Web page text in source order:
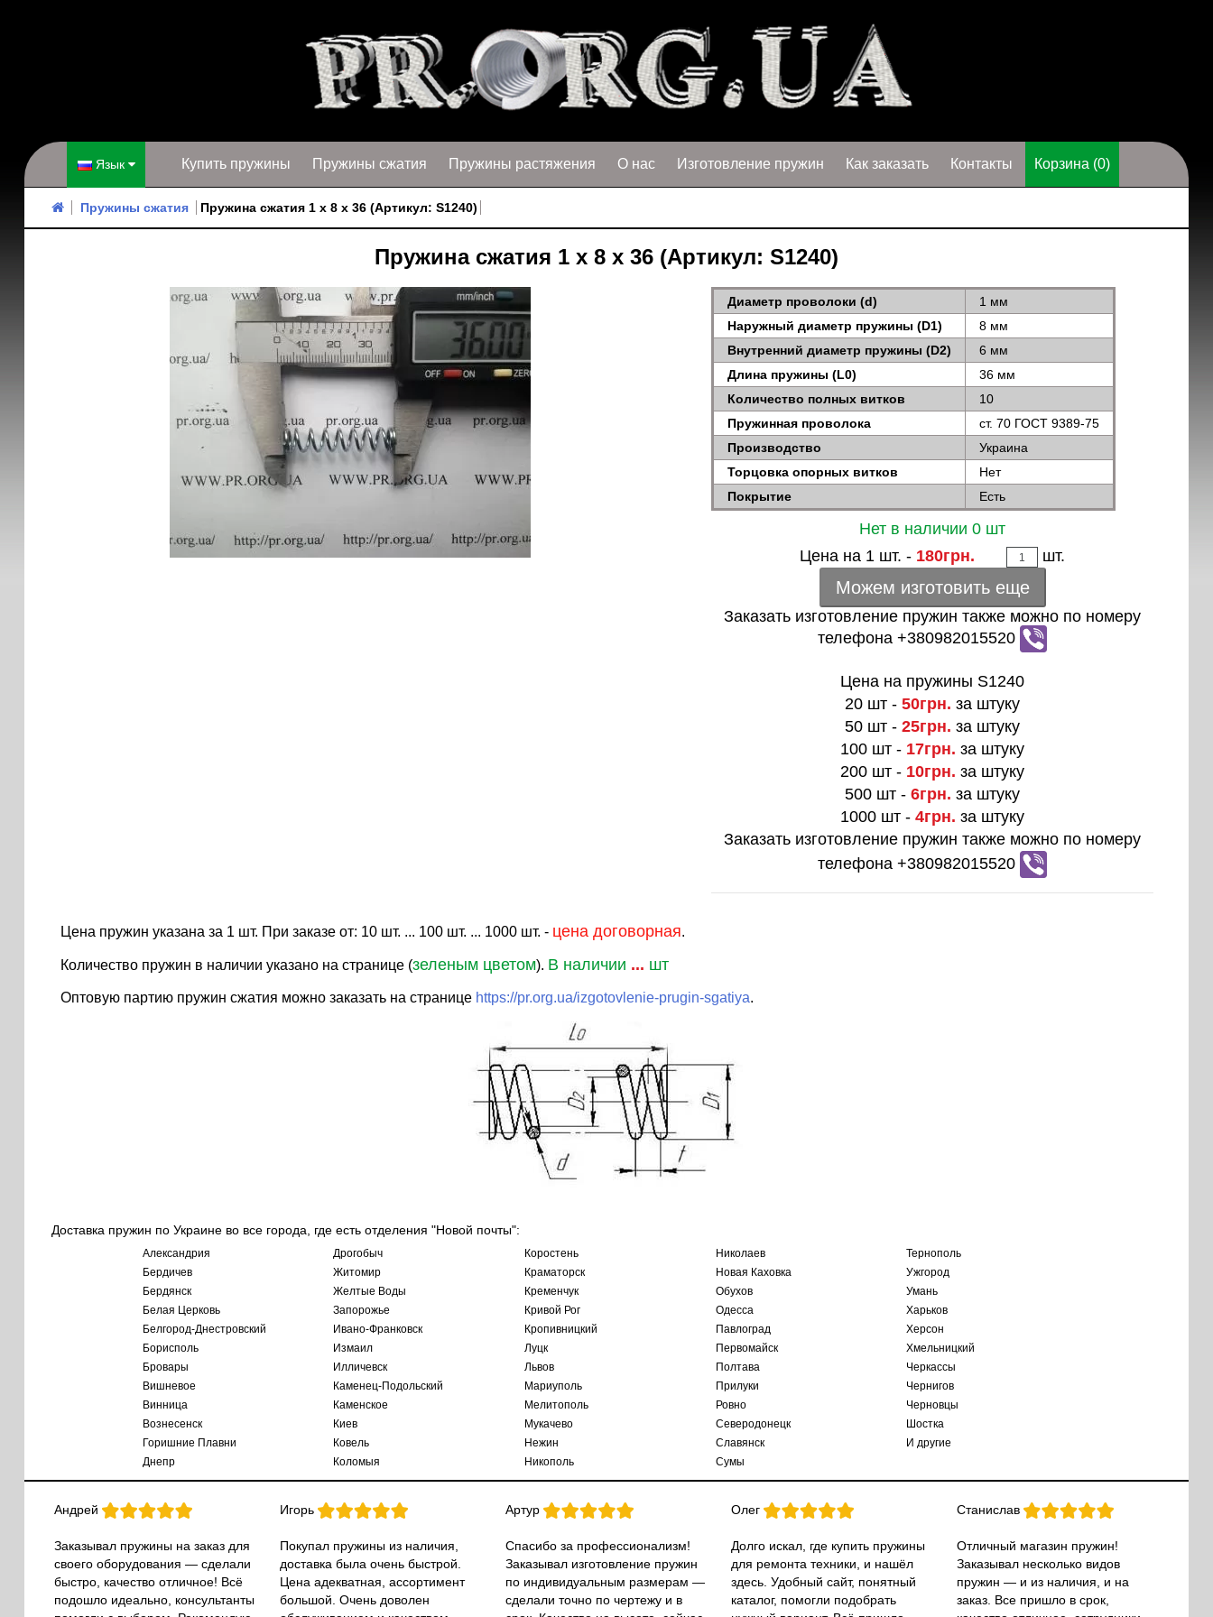
Купить пружины Пружины сжатия Пружины растяжения О нас Изготовление пружин Как заказать Контакты Корзина (0)
Язык
Пружины сжатия Пружина сжатия 1 х 8 х 36 (Артикул: S1240)
Пружина сжатия 1 х 8 х 36 (Артикул: S1240)
Диаметр проволоки (d)
1 мм
Наружный диаметр пружины (D1)
8 мм
Внутренний диаметр пружины (D2)
6 мм
Длина пружины (L0)
36 мм
Количество полных витков
10
Пружинная проволока
ст. 70 ГОСТ 9389-75
Производство
Украина
Торцовка опорных витков
Нет
Покрытие
Есть
Нет в наличии 0 шт
Цена на 1 шт. - 180грн. шт.
Можем изготовить еще
Заказать изготовление пружин также можно по номеру
телефона +380982015520
Цена на пружины S1240
20 шт -50грн. за штуку
50 шт -25грн. за штуку
100 шт - 17грн. за штуку
200 шт - 10грн. за штуку
500 шт -6грн. за штуку
1000 шт -4грн. за штуку
Заказать изготовление пружин также можно по номеру
телефона +380982015520
Цена пружин указана за 1 шт. При заказе от: 10 шт. ... 100 шт. ... 1000 шт. - цена договорная.
Количество пружин в наличии указано на странице (зеленым цветом). В наличии ... шт
Оптовую партию пружин сжатия можно заказать на странице https://pr.org.ua/izgotovlenie-prugin-sgatiya.
Доставка пружин по Украине во все города, где есть отделения "Новой почты":
Александрия
Бердичев
Бердянск
Белая Церковь
Белгород-Днестровский
Борисполь
Бровары
Вишневое
Винница
Вознесенск
Горишние Плавни
Днепр
Дрогобыч
Житомир
Желтые Воды
Запорожье
Ивано-Франковск
Измаил
Илличевск
Каменец-Подольский
Каменское
Киев
Ковель
Коломыя
Коростень
Краматорск
Кременчук
Кривой Рог
Кропивницкий
Луцк
Львов
Мариуполь
Мелитополь
Мукачево
Нежин
Никополь
Николаев
Новая Каховка
Обухов
Одесса
Павлоград
Первомайск
Полтава
Прилуки
Ровно
Северодонецк
Славянск
Сумы
Тернополь
Ужгород
Умань
Харьков
Херсон
Хмельницкий
Черкассы
Чернигов
Черновцы
Шостка
И другие
Андрей
Заказывал пружины на заказ для
своего оборудования — сделали
быстро, качество отличное! Всё
подошло идеально, консультанты
Игорь
Покупал пружины из наличия,
доставка была очень быстрой.
Цена адекватная, ассортимент
большой. Очень доволен
Артур
Спасибо за профессионализм!
Заказывал изготовление пружин
по индивидуальным размерам —
сделали точно по чертежу и в
Олег
Долго искал, где купить пружины
для ремонта техники, и нашёл
здесь. Удобный сайт, понятный
каталог, помогли подобрать
Станислав
Отличный магазин пружин!
Заказывал несколько видов
пружин — и из наличия, и на
заказ. Все пришло в срок,